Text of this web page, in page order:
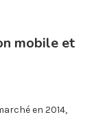
mobile et
en 2014,